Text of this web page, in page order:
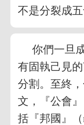
不是分裂成五
你們一旦
有固執己見
分割。至終
文，『公會
括『邦國』